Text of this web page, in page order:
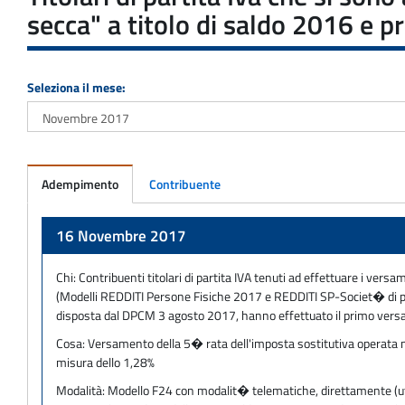
secca" a titolo di saldo 2016 e
Seleziona il mese:
Adempimento Contribuente
16 Novembre 2017
Chi:Contribuenti titolari di partita IVA tenuti ad effettuare i
(Modelli REDDITI Persone Fisiche 2017 e REDDITI SP-Societ�
disposta dal DPCM 3 agosto 2017, hanno effettuato il primo
Cosa:Versamento della 5� rata dell'imposta sostitutiva operata
misura dello 1,28%
Modalità: Modello F24 con modalit� telematiche, direttamente